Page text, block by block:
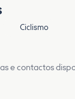
Ciclismo
e contactos